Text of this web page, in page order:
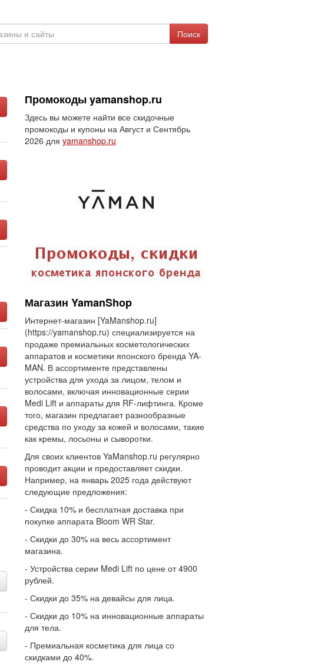
Поиск
Промокоды yamanshop.ru
Здесь вы можете найти все скидочные
промокоды и купоны на Август и Сентябрь
2026 для yamanshop.ru
Магазин YamanShop
Интернет-магазин [YaManshop.ru]
(https://yamanshop.ru) специализируется на
продаже премиальных косметологических
аппаратов и косметики японского бренда YA-
MAN. В ассортименте представлены
устройства для ухода за лицом, телом и
волосами, включая инновационные серии
Medi Lift и аппараты для RF-лифтинга. Кроме
того, магазин предлагает разнообразные
средства по уходу за кожей и волосами, такие
как кремы, лосьоны и сыворотки.
Для своих клиентов YaManshop.ru регулярно
проводит акции и предоставляет скидки.
Например, на январь 2025 года действуют
следующие предложения:
- Скидка 10% и бесплатная доставка при
покупке аппарата Bloom WR Star.
- Скидки до 30% на весь ассортимент
магазина.
- Устройства серии Medi Lift по цене от 4900
рублей.
- Скидки до 35% на девайсы для лица.
- Скидки до 10% на инновационные аппараты
для тела.
- Премиальная косметика для лица со
скидками до 40%.